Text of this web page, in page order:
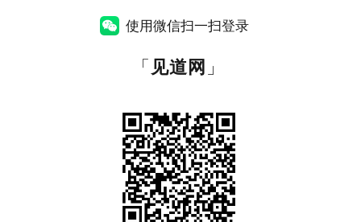
使用微信扫一扫登录
「 见道网 」